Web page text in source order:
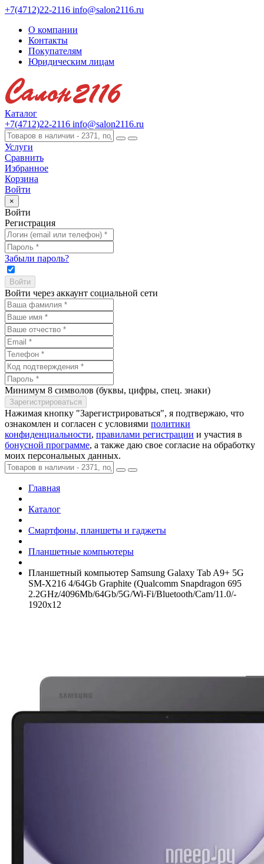
+7(4712)22-2116 info@salon2116.ru
О компании
Контакты
Покупателям
Юридическим лицам
Каталог
+7(4712)22-2116 info@salon2116.ru
Услуги
Сравнить
Избранное
Корзина
Войти
×
Войти
Регистрация
Забыли пароль?
Войти через аккаунт социальной сети
Минимум 8 символов (буквы, цифры, спец. знаки)
Нажимая кнопку "Зарегистрироваться", я подтвержаю, что
ознакомлен и согласен с условиями политики
конфиденциальности, правилами регистрации и участия в
бонусной программе, а также даю свое согласие на обработку
моих персональных данных.
Главная
Каталог
Смартфоны, планшеты и гаджеты
Планшетные компьютеры
Планшетный компьютер Samsung Galaxy Tab A9+­ 5G
SM-X216 4/­64Gb Graphite (Qualcomm Snapdragon 695
2.2GHz/­4096Mb/­64Gb/­5G/­Wi-Fi/­Bluetooth/­Cam/­11.0/­
1920x12